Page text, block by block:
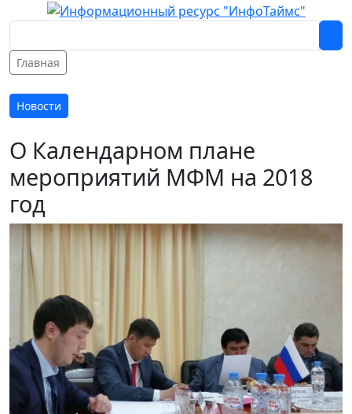
Главная
Новости
О Календарном плане
мероприятий МФМ на 2018
год